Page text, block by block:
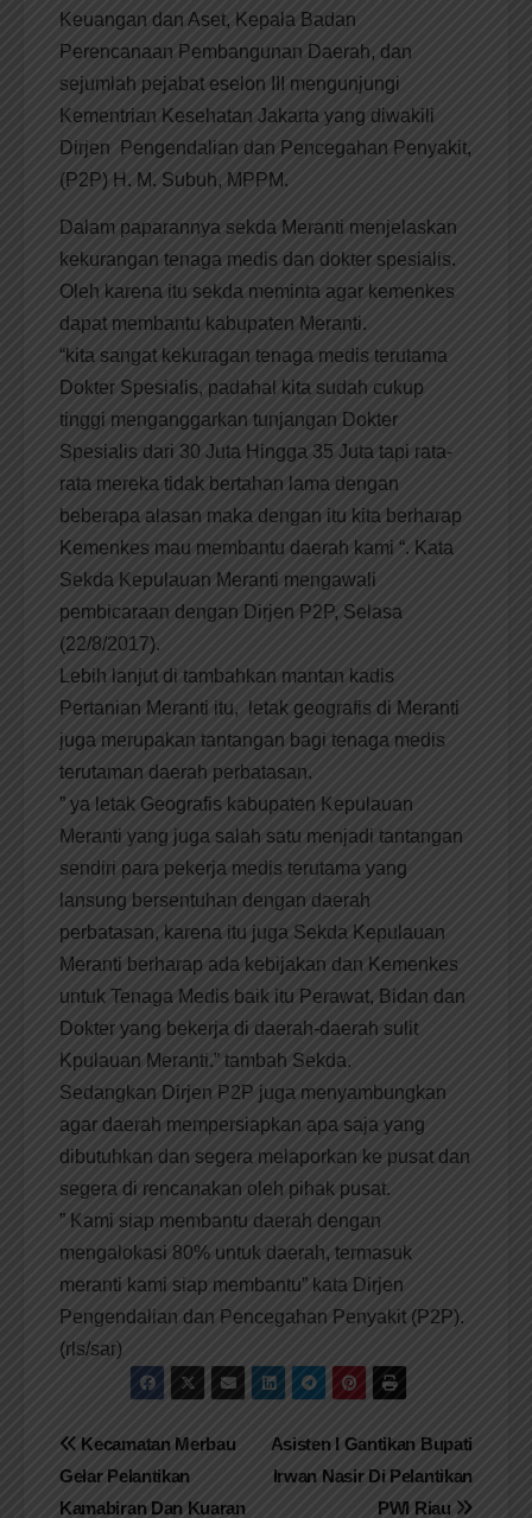
Keuangan dan Aset, Kepala Badan
Perencanaan Pembangunan Daerah, dan
sejumlah pejabat eselon III mengunjungi
Kementrian Kesehatan Jakarta yang diwakili
Dirjen Pengendalian dan Pencegahan Penyakit,
(P2P) H. M. Subuh, MPPM.
Dalam paparannya sekda Meranti menjelaskan
kekurangan tenaga medis dan dokter spesialis.
Oleh karena itu sekda meminta agar kemenkes
dapat membantu kabupaten Meranti.
“kita sangat kekuragan tenaga medis terutama
Dokter Spesialis, padahal kita sudah cukup
tinggi menganggarkan tunjangan Dokter
Spesialis dari 30 Juta Hingga 35 Juta tapi rata-
rata mereka tidak bertahan lama dengan
beberapa alasan maka dengan itu kita berharap
Kemenkes mau membantu daerah kami “. Kata
Sekda Kepulauan Meranti mengawali
pembicaraan dengan Dirjen P2P, Selasa
(22/8/2017).
Lebih lanjut di tambahkan mantan kadis
Pertanian Meranti itu, letak geografis di Meranti
juga merupakan tantangan bagi tenaga medis
terutaman daerah perbatasan.
” ya letak Geografis kabupaten Kepulauan
Meranti yang juga salah satu menjadi tantangan
sendiri para pekerja medis terutama yang
lansung bersentuhan dengan daerah
perbatasan, karena itu juga Sekda Kepulauan
Meranti berharap ada kebijakan dan Kemenkes
untuk Tenaga Medis baik itu Perawat, Bidan dan
Dokter yang bekerja di daerah-daerah sulit
Kpulauan Meranti.” tambah Sekda.
Sedangkan Dirjen P2P juga menyambungkan
agar daerah mempersiapkan apa saja yang
dibutuhkan dan segera melaporkan ke pusat dan
segera di rencanakan oleh pihak pusat.
” Kami siap membantu daerah dengan
mengalokasi 80% untuk daerah, termasuk
meranti kami siap membantu” kata Dirjen
Pengendalian dan Pencegahan Penyakit (P2P).
(rls/sar)
Navigasi
pos
Asisten I Gantikan Bupati
Irwan Nasir Di Pelantikan
PWI Riau
Kecamatan Merbau
Gelar Pelantikan
Kamabiran Dan Kuaran